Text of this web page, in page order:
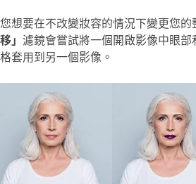
您想要在不改變妝容的情況下變更您的
移」 濾鏡會嘗試將一個開啟影像中眼
格套用到另一個影像。